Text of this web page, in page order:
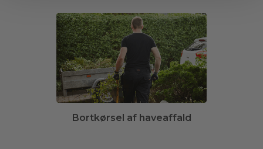
Bortkørsel af haveaffald